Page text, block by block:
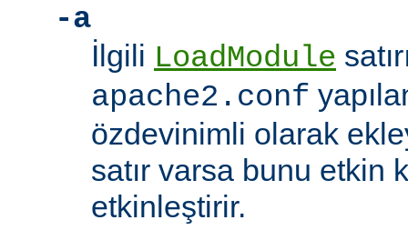
-a
İlgili LoadModule
apache2.conf
özdevinimli olarak
satır varsa bunu etkin
etkinleştirir.